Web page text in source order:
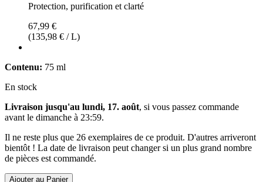
Protection, purification et clarté
67,99 €
(135,98 € / L)
Contenu: 75 ml
En stock
Livraison jusqu'au lundi, 17. août, si vous passez commande
avant le dimanche à 23:59.
Il ne reste plus que 26 exemplaires de ce produit. D'autres arriveront
bientôt ! La date de livraison peut changer si un plus grand nombre
de pièces est commandé.
Ajouter au Panier